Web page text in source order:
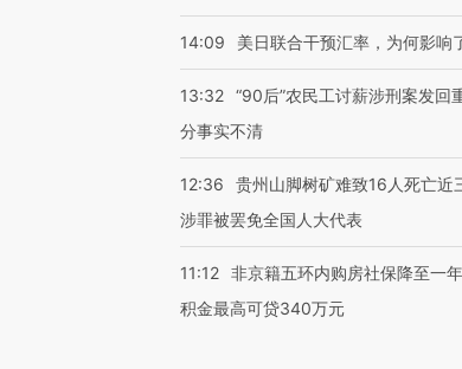
14:09 美日联合干预汇率，为何影响
13:32 “90后”农民工讨薪涉刑案发回
分事实不清
12:36
贵州山脚树矿难致16人死亡近
涉罪被罢免全国人大代表
11:12 非京籍五环内购房社保降至一
积金最高可贷340万元